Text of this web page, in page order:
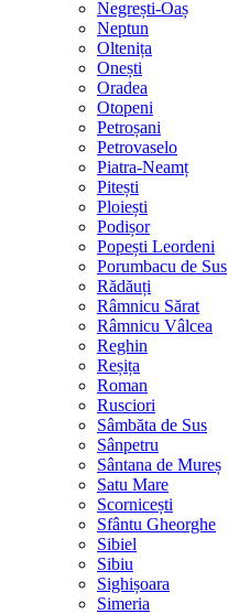
Negrești-Oaș
Neptun
Oltenița
Onești
Oradea
Otopeni
Petroșani
Petrovaselo
Piatra-Neamț
Pitești
Ploiești
Podișor
Popești Leordeni
Porumbacu de Sus
Rădăuți
Râmnicu Sărat
Râmnicu Vâlcea
Reghin
Reșița
Roman
Rusciori
Sâmbăta de Sus
Sânpetru
Sântana de Mureș
Satu Mare
Scornicești
Sfântu Gheorghe
Sibiel
Sibiu
Sighișoara
Simeria